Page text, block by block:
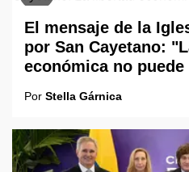
El mensaje de la
por San Cayetano:
económica no
Por Stella Gárnica